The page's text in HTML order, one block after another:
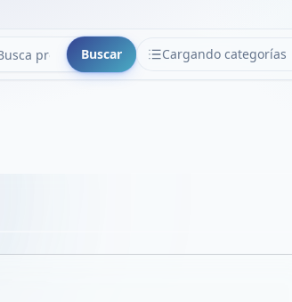
Buscar Cargando categorías
CATEGORÍAS
VER EN PANTALLA COMPLETA